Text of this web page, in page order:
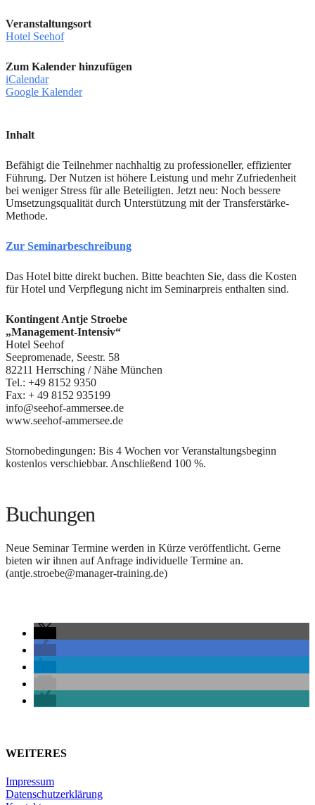
Veranstaltungsort
Hotel Seehof
Zum Kalender hinzufügen
iCalendar
Google Kalender
Inhalt
Befähigt die Teilnehmer nachhaltig zu professioneller, effizienter
Führung. Der Nutzen ist höhere Leistung und mehr Zufriedenheit
bei weniger Stress für alle Beteiligten. Jetzt neu: Noch bessere
Umsetzungsqualität durch Unterstützung mit der Transferstärke-
Methode.
Zur Seminarbeschreibung
Das Hotel bitte direkt buchen. Bitte beachten Sie, dass die Kosten
für Hotel und Verpflegung nicht im Seminarpreis enthalten sind.
Kontingent Antje Stroebe
„Management-Intensiv“
Hotel Seehof
Seepromenade, Seestr. 58
82211 Herrsching / Nähe München
Tel.: +49 8152 9350
Fax: + 49 8152 935199
info@seehof-ammersee.de
www.seehof-ammersee.de
Stornobedingungen: Bis 4 Wochen vor Veranstaltungsbeginn
kostenlos verschiebbar. Anschließend 100 %.
Buchungen
Neue Seminar Termine werden in Kürze veröffentlicht. Gerne
bieten wir ihnen auf Anfrage individuelle Termine an.
(antje.stroebe@manager-training.de)
WEITERES
Impressum
Datenschutzerklärung